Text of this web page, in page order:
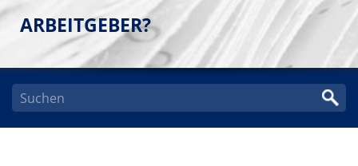
ARBEITGEBER?